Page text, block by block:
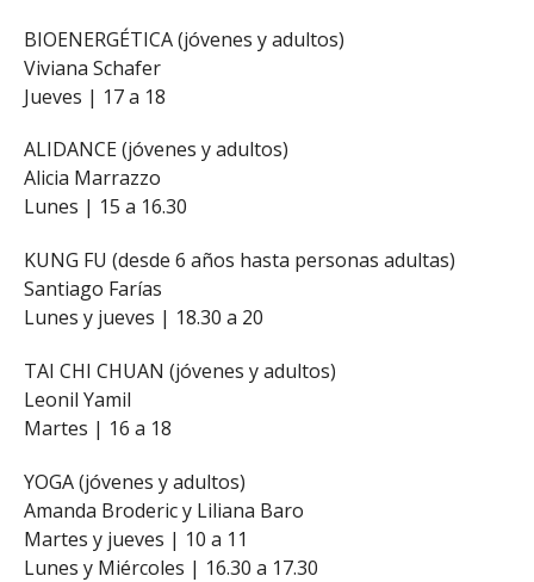
BIOENERGÉTICA (jóvenes y adultos)
Viviana Schafer
Jueves | 17 a 18
ALIDANCE (jóvenes y adultos)
Alicia Marrazzo
Lunes | 15 a 16.30
KUNG FU (desde 6 años hasta personas adultas)
Santiago Farías
Lunes y jueves | 18.30 a 20
TAI CHI CHUAN (jóvenes y adultos)
Leonil Yamil
Martes | 16 a 18
YOGA (jóvenes y adultos)
Amanda Broderic y Liliana Baro
Martes y jueves | 10 a 11
Lunes y Miércoles | 16.30 a 17.30